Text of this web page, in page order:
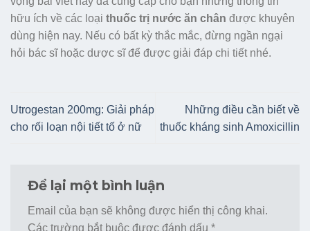
hữu ích về các loại thuốc trị nước ăn chân được khuyên
dùng hiện nay. Nếu có bất kỳ thắc mắc, đừng ngần ngại
hỏi bác sĩ hoặc dược sĩ để được giải đáp chi tiết nhé.
Utrogestan 200mg: Giải pháp
cho rối loạn nội tiết tố ở nữ
Những điều cần biết về
thuốc kháng sinh Amoxicillin
Để lại một bình luận
Email của bạn sẽ không được hiển thị công khai.
Các trường bắt buộc được đánh dấu *